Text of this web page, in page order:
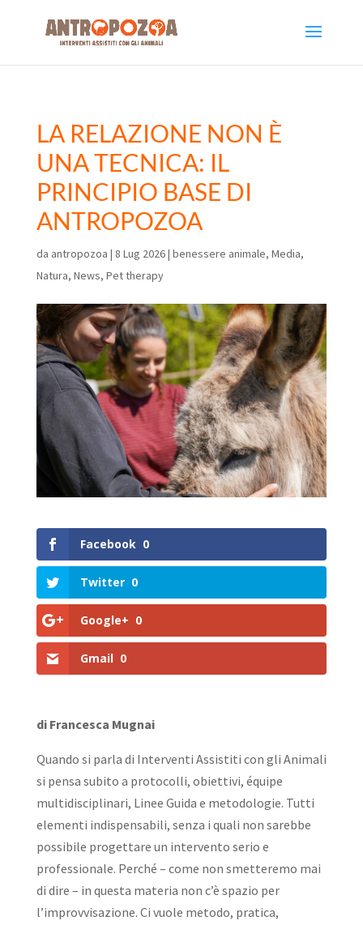
LA RELAZIONE NON È
UNA TECNICA: IL
PRINCIPIO BASE DI
ANTROPOZOA
da antropozoa | 8 Lug 2026| benessere animale, Media,
Natura, News, Pet therapy
Facebook 0
Twitter 0
Google+ 0
Gmail 0
di Francesca Mugnai
Quando si parla di Interventi Assistiti con gli Animali
si pensa subito a protocolli, obiettivi, équipe
multidisciplinari, Linee Guida e metodologie. Tutti
elementi indispensabili, senza i quali non sarebbe
possibile progettare un intervento serio e
professionale. Perché – come non smetteremo mai
di dire – in questa materia non c’è spazio per
l’improvvisazione. Ci vuole metodo, pratica,